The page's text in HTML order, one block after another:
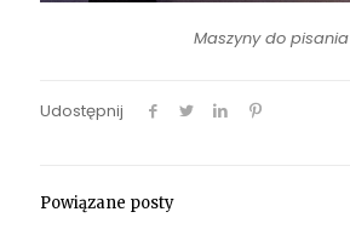
Maszyny do pisania
Udostępnij
Powiązane posty